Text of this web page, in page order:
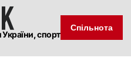
України, спорт
Спільнота